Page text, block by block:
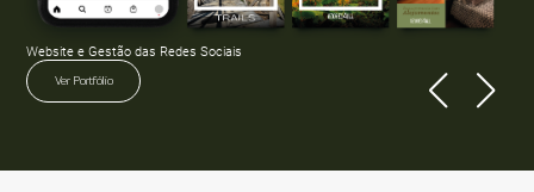
Website e Gestão das Redes Sociais
Ver Portfólio